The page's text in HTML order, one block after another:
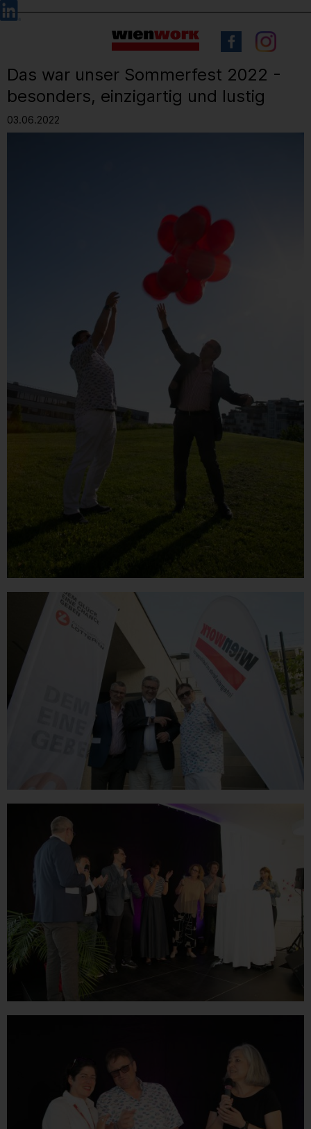
Barrierefreie
Bedienung
Sprachauswahl
Das war unser Sommerfest 2022 -
besonders, einzigartig und lustig
03.06.2022